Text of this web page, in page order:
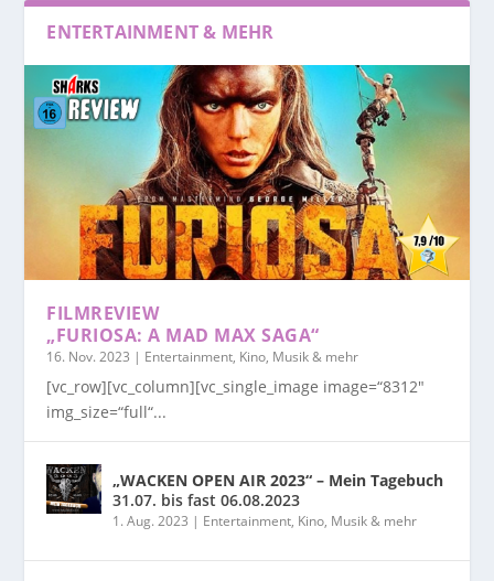
ENTERTAINMENT & MEHR
FILMREVIEW
„FURIOSA: A MAD MAX SAGA“
16. Nov. 2023 | Entertainment, Kino, Musik & mehr
[vc_row][vc_column][vc_single_image image=“8312″
img_size=“full“...
„WACKEN OPEN AIR 2023“ – Mein Tagebuch
31.07. bis fast 06.08.2023
1. Aug. 2023 | Entertainment, Kino, Musik & mehr